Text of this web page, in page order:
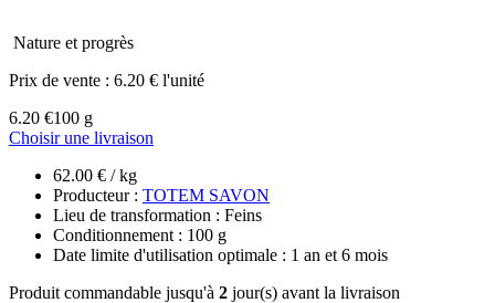
Nature et progrès
Prix de vente : 6.20 € l'unité
6.20 €100 g
Choisir une livraison
62.00 € / kg
Producteur : TOTEM SAVON
Lieu de transformation : Feins
Conditionnement : 100 g
Date limite d'utilisation optimale : 1 an et 6 mois
Produit commandable jusqu'à 2 jour(s) avant la livraison